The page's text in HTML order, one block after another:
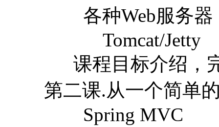
各种Web服务器
Tomcat/Jetty
课程目标介绍，
第二课.从一个简单
Spring MVC